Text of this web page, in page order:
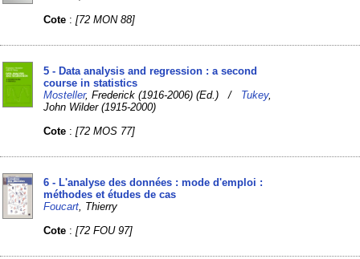
Cote :[72 MON 88]
5 - Data analysis and regression : a second
course in statistics
Mosteller, Frederick (1916-2006) (Ed.) / Tukey,
John Wilder (1915-2000)
Cote :[72 MOS 77]
6 - L'analyse des données : mode d'emploi :
méthodes et études de cas
Foucart , Thierry
Cote :[72 FOU 97]